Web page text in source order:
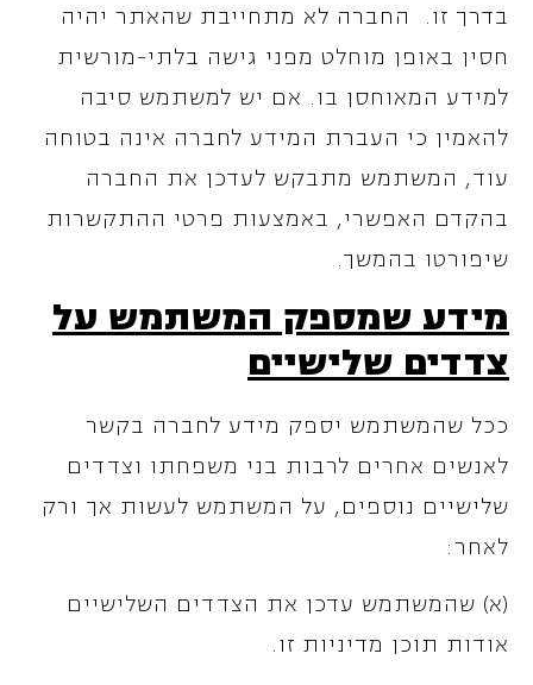
בדרך זו. החברה לא מתחייבת שהאתר יהיה
חסין באופן מוחלט מפני גישה בלתי-מורשית
למידע המאוחסן בו. אם יש למשתמש סיבה
להאמין כי העברת המידע לחברה אינה בטוחה
עוד, המשתמש מתבקש לעדכן את החברה
בהקדם האפשרי, באמצעות פרטי ההתקשרות
שיפורטו בהמשך.
מידע שמספק המשתמש על
צדדים שלישיים
ככל שהמשתמש יספק מידע לחברה בקשר
לאנשים אחרים לרבות בני משפחתו וצדדים
שלישיים נוספים, על המשתמש לעשות אך ורק
לאחר:
(א) שהמשתמש עדכן את הצדדים השלישיים
אודות תוכן מדיניות זו.